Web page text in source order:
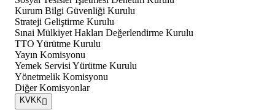
Kurum Bilgi Güvenliği Kurulu
Strateji Geliştirme Kurulu
Sınai Mülkiyet Hakları Değerlendirme Kurulu
TTO Yürütme Kurulu
Yayın Komisyonu
Yemek Servisi Yürütme Kurulu
Yönetmelik Komisyonu
Diğer Komisyonlar
KVKK